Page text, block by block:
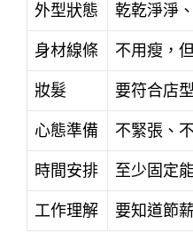
外型狀態 乾乾淨淨
身材線條 不用瘦，
妝髮 要符合店
心態準備 不緊張、
時間安排 至少固定
工作理解 要知道節